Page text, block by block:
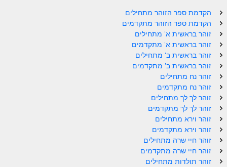
הקדמת ספר הזוהר מתחילים
הקדמת ספר הזוהר מתקדמים
זוהר בראשית א' מתחילים
זוהר בראשית א' מתקדמים
זוהר בראשית ב' מתחילים
זוהר בראשית ב' מתקדמים
זוהר נח מתחילים
זוהר נח מתקדמים
זוהר לך לך מתחילים
זוהר לך לך מתקדמים
זוהר וירא מתחילים
זוהר וירא מתקדמים
זוהר חיי שרה מתחילים
זוהר חיי שרה מתקדמים
זוהר תולדות מתחילים